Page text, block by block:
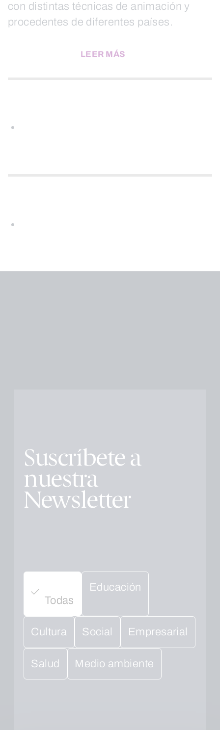
con distintas técnicas de animación y
procedentes de diferentes países.
LEER MÁS
Suscríbete a
nuestra
Newsletter
Todas
Educación
Cultura Social Empresarial
Salud Medio ambiente